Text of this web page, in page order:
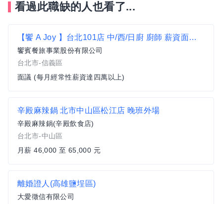
看過此職缺的人也看了...
【饗 A Joy 】台北101店 中/西/日廚 廚師 薪資面議 邀你齊心把美味端上雲端
饗賓餐旅事業股份有限公司
台北市-信義區
面議 (每月經常性薪資達四萬以上)
辛殿麻辣鍋 北市中山區松江店 晚班外場
辛殿麻辣鍋(辛殿飲食店)
台北市-中山區
月薪 46,000 至 65,000 元
離婚證人(高雄鹽埕區)
大愛徵信有限公司